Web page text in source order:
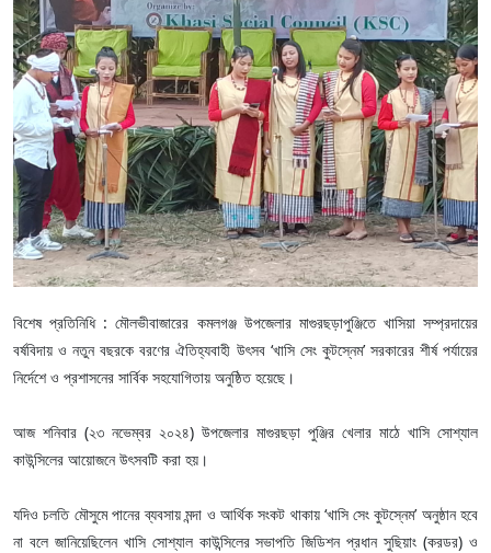
বিশেষ প্রতিনিধি : মৌলভীবাজারের কমলগঞ্জ উপজেলার মাগুরছড়াপুঞ্জিতে খাসিয়া সম্প্রদায়ের
বর্ষবিদায় ও নতুন বছরকে বরণের ঐতিহ্যবাহী উৎসব ‘খাসি সেং কুটস্নেম’ সরকারের শীর্ষ পর্যায়ের
নির্দেশে ও প্রশাসনের সার্বিক সহযোগিতায় অনুষ্ঠিত হয়েছে।
আজ শনিবার (২৩ নভেম্বর ২০২৪) উপজেলার মাগুরছড়া পুঞ্জির খেলার মাঠে খাসি সোশ্যাল
কাউন্সিলের আয়োজনে উৎসবটি করা হয়।
যদিও চলতি মৌসুমে পানের ব্যবসায় মন্দা ও আর্থিক সংকট থাকায় ‘খাসি সেং কুটস্নেম’ অনুষ্ঠান হবে
না বলে জানিয়েছিলেন খাসি সোশ্যাল কাউন্সিলের সভাপতি জিডিশন প্রধান সুছিয়াং (করডর) ও